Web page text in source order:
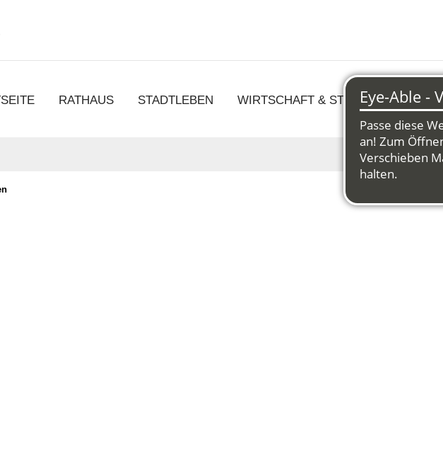
RATHAUS STADTLEBEN WIRTSCHAFT & STRUKTURWANDEL